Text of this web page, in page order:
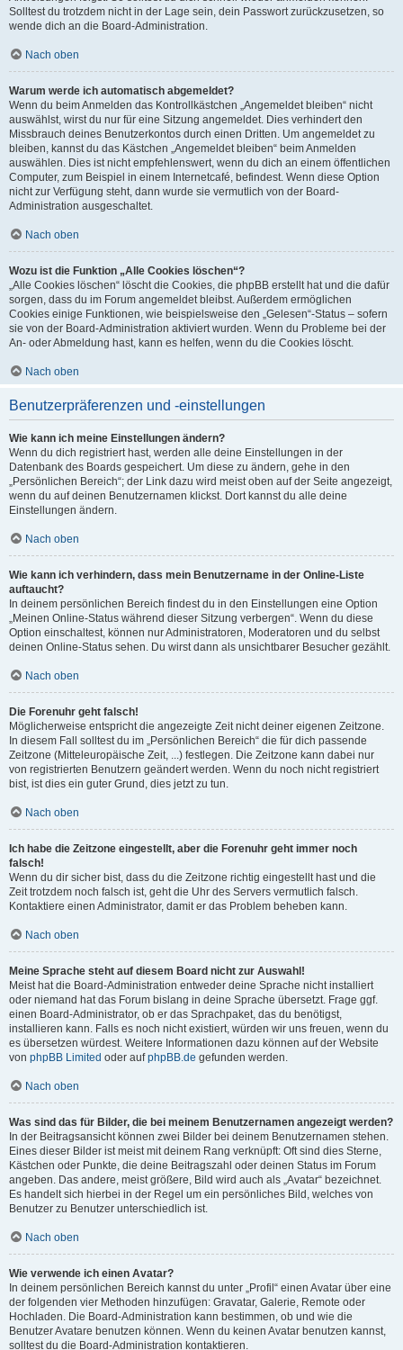
Solltest du trotzdem nicht in der Lage sein, dein Passwort zurückzusetzen, so
wende dich an die Board-Administration.
Nach oben
Warum werde ich automatisch abgemeldet?
Wenn du beim Anmelden das Kontrollkästchen „Angemeldet bleiben“ nicht
auswählst, wirst du nur für eine Sitzung angemeldet. Dies verhindert den
Missbrauch deines Benutzerkontos durch einen Dritten. Um angemeldet zu
bleiben, kannst du das Kästchen „Angemeldet bleiben“ beim Anmelden
auswählen. Dies ist nicht empfehlenswert, wenn du dich an einem öffentlichen
Computer, zum Beispiel in einem Internetcafé, befindest. Wenn diese Option
nicht zur Verfügung steht, dann wurde sie vermutlich von der Board-
Administration ausgeschaltet.
Nach oben
Wozu ist die Funktion „Alle Cookies löschen“?
„Alle Cookies löschen“ löscht die Cookies, die phpBB erstellt hat und die dafür
sorgen, dass du im Forum angemeldet bleibst. Außerdem ermöglichen
Cookies einige Funktionen, wie beispielsweise den „Gelesen“-Status – sofern
sie von der Board-Administration aktiviert wurden. Wenn du Probleme bei der
An- oder Abmeldung hast, kann es helfen, wenn du die Cookies löscht.
Nach oben
Benutzerpräferenzen und -einstellungen
Wie kann ich meine Einstellungen ändern?
Wenn du dich registriert hast, werden alle deine Einstellungen in der
Datenbank des Boards gespeichert. Um diese zu ändern, gehe in den
„Persönlichen Bereich“; der Link dazu wird meist oben auf der Seite angezeigt,
wenn du auf deinen Benutzernamen klickst. Dort kannst du alle deine
Einstellungen ändern.
Nach oben
Wie kann ich verhindern, dass mein Benutzername in der Online-Liste
auftaucht?
In deinem persönlichen Bereich findest du in den Einstellungen eine Option
„Meinen Online-Status während dieser Sitzung verbergen“. Wenn du diese
Option einschaltest, können nur Administratoren, Moderatoren und du selbst
deinen Online-Status sehen. Du wirst dann als unsichtbarer Besucher gezählt.
Nach oben
Die Forenuhr geht falsch!
Möglicherweise entspricht die angezeigte Zeit nicht deiner eigenen Zeitzone.
In diesem Fall solltest du im „Persönlichen Bereich“ die für dich passende
Zeitzone (Mitteleuropäische Zeit, ...) festlegen. Die Zeitzone kann dabei nur
von registrierten Benutzern geändert werden. Wenn du noch nicht registriert
bist, ist dies ein guter Grund, dies jetzt zu tun.
Nach oben
Ich habe die Zeitzone eingestellt, aber die Forenuhr geht immer noch
falsch!
Wenn du dir sicher bist, dass du die Zeitzone richtig eingestellt hast und die
Zeit trotzdem noch falsch ist, geht die Uhr des Servers vermutlich falsch.
Kontaktiere einen Administrator, damit er das Problem beheben kann.
Nach oben
Meine Sprache steht auf diesem Board nicht zur Auswahl!
Meist hat die Board-Administration entweder deine Sprache nicht installiert
oder niemand hat das Forum bislang in deine Sprache übersetzt. Frage ggf.
einen Board-Administrator, ob er das Sprachpaket, das du benötigst,
installieren kann. Falls es noch nicht existiert, würden wir uns freuen, wenn du
es übersetzen würdest. Weitere Informationen dazu können auf der Website
von phpBB Limited oder aufphpBB.de gefunden werden.
Nach oben
Was sind das für Bilder, die bei meinem Benutzernamen angezeigt werden?
In der Beitragsansicht können zwei Bilder bei deinem Benutzernamen stehen.
Eines dieser Bilder ist meist mit deinem Rang verknüpft: Oft sind dies Sterne,
Kästchen oder Punkte, die deine Beitragszahl oder deinen Status im Forum
angeben. Das andere, meist größere, Bild wird auch als „Avatar“ bezeichnet.
Es handelt sich hierbei in der Regel um ein persönliches Bild, welches von
Benutzer zu Benutzer unterschiedlich ist.
Nach oben
Wie verwende ich einen Avatar?
In deinem persönlichen Bereich kannst du unter „Profil“ einen Avatar über eine
der folgenden vier Methoden hinzufügen: Gravatar, Galerie, Remote oder
Hochladen. Die Board-Administration kann bestimmen, ob und wie die
Benutzer Avatare benutzen können. Wenn du keinen Avatar benutzen kannst,
solltest du die Board-Administration kontaktieren.